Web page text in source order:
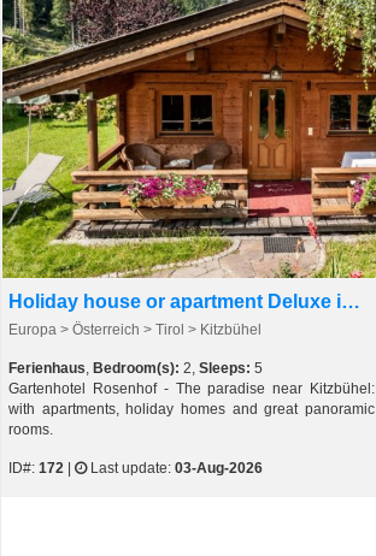
Holiday house or apartment Deluxe in Gartenhotel Rosenhof
Europa > Österreich > Tirol > Kitzbühel
Ferienhaus, Bedroom(s): 2, Sleeps: 5
Gartenhotel Rosenhof - The paradise near Kitzbühel:
with apartments, holiday homes and great panoramic
rooms.
ID#: 172 Last update: 03-Aug-2026